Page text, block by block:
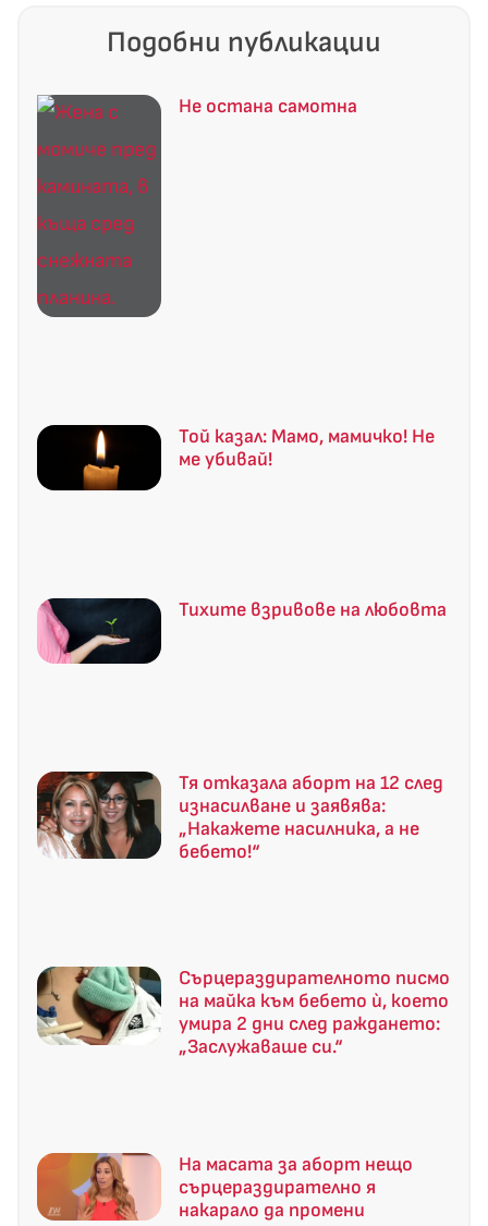
Подобни публикации
Не остана самотна
Той казал: Мамо, мамичко! Не
ме убивай!
Тихите взривове на любовта
Тя отказала аборт на 12 след
изнасилване и заявява:
„Накажете насилника, а не
бебето!“
Сърцераздирателното писмо
на майка към бебето ѝ, което
умира 2 дни след раждането:
„Заслужаваше си.“
На масата за аборт нещо
сърцераздирателно я
накарало да промени